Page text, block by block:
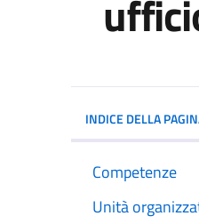
INDICE DELLA
Competenze
Unità